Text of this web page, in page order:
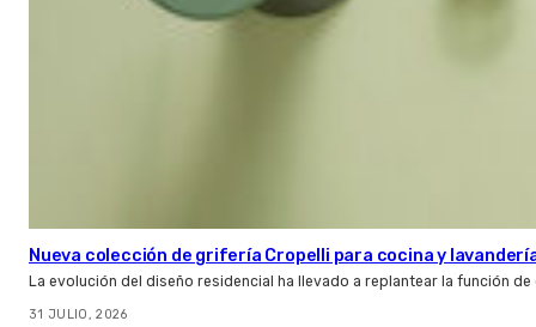
Nueva colección de grifería Cropelli para cocina y
La evolución del diseño residencial ha llevado a replantear la función
31 JULIO, 2026